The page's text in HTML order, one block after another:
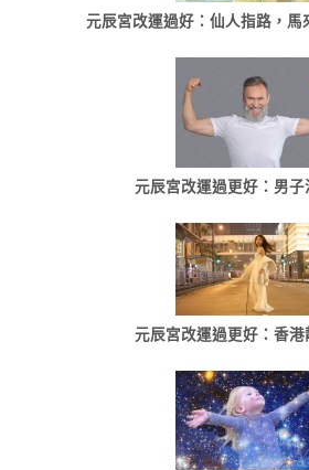
元辰宮改運過好：仙人指路，馬
元辰宮改運過更好：男子
元辰宮改運過更好：香